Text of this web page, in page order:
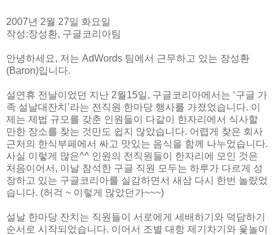
2007년 2월 27일 화요일
작성:장성환, 구글코리아팀
안녕하세요, 저는 AdWords 팀에서 근무하고 있는 장성환
(Baron)입니다.
설연휴 전날이었던 지난 2월15일, 구글코리아에서는 ‘구글 가
족 설날대잔치’라는 전직원 한마당 행사를 가졌었습니다. 이
제는 제법 규모를 갖춘 인원들이 다같이 한자리에서 식사할
만한 장소를 찾는 것만도 쉽지 않았습니다. 어렵게 찾은 회사
근처의 한식부페에서 싸고 맛있는 음식을 함께 나누었습니다.
사실 이렇게 많은^^ 인원의 전직원들이 한자리에 모인 것은
처음이어서, 이날 참석한 구글 직원 모두는 하루가 다르게 성
장하고 있는 구글코리아를 실감하면서 새삼 다시 한번 놀랐었
습니다. (허걱 ~ 이렇게 많았던가~~~)
설날 한마당 잔치는 직원들이 서로에게 세배하기와 덕담하기
순서로 시작되었습니다. 이어서 조별 대항 제기차기와 윷놀이